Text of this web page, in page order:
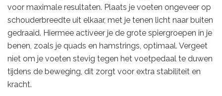
voor maximale resultaten. Plaats je voeten ongeveer op
schouderbreedte uit elkaar, met je tenen licht naar buiten
gedraaid. Hiermee activeer je de grote spiergroepen in je
benen, zoals je quads en hamstrings, optimaal. Vergeet
niet om je voeten stevig tegen het voetpedaal te duwen
tijdens de beweging, dit zorgt voor extra stabiliteit en
kracht.